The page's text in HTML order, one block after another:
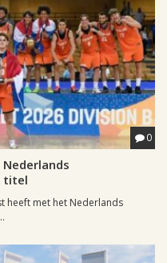
0
titel
heeft met het Nederlands